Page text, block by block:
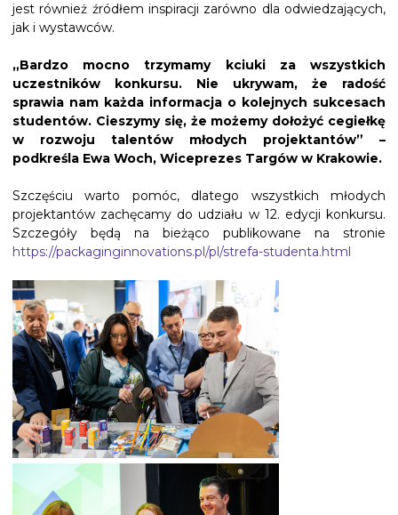
jest również źródłem inspiracji zarówno dla odwiedzających,
jak i wystawców.
„Bardzo mocno trzymamy kciuki za wszystkich
uczestników konkursu. Nie ukrywam, że radość
sprawia nam każda informacja o kolejnych sukcesach
studentów. Cieszymy się, że możemy dołożyć cegiełkę
w rozwoju talentów młodych projektantów” –
podkreśla Ewa Woch, Wiceprezes Targów w Krakowie.
Szczęściu warto pomóc, dlatego wszystkich młodych
projektantów zachęcamy do udziału w 12. edycji konkursu.
Szczegóły będą na bieżąco publikowane na stronie
https://packaginginnovations.pl/pl/strefa-studenta.html